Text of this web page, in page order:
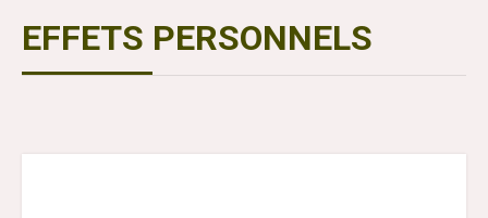
EFFETS PERSONNELS